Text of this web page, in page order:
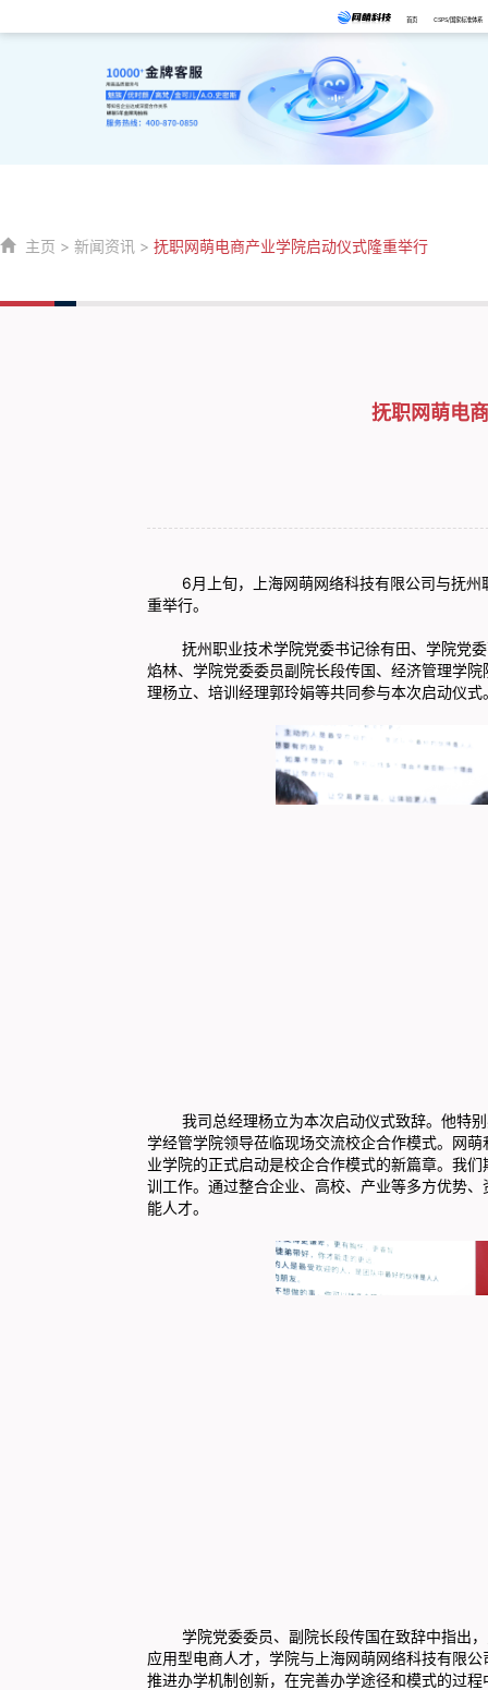
首页 CSPS/国家标准体系
主页 > 新闻资讯 > 抚职网萌电商产业学院启动仪式隆重举行
抚职网萌电
6月上旬，上海网萌网络科技有限公司与抚州
重举行。
抚州职业技术学院党委书记徐有田、学院党委
焰林、学院党委委员副院长段传国、经济管理学
理杨立、培训经理郭玲娟等共同参与本次启动仪
我司总经理杨立为本次启动仪式致辞。他特别
学经管学院领导莅临现场交流校企合作模式。网
业学院的正式启动是校企合作模式的新篇章。我
训工作。通过整合企业、高校、产业等多方优势
能人才。
学院党委委员、副院长段传国在致辞中指出，
应用型电商人才，学院与上海网萌网络科技有限
推进办学机制创新，在完善办学途径和模式的过